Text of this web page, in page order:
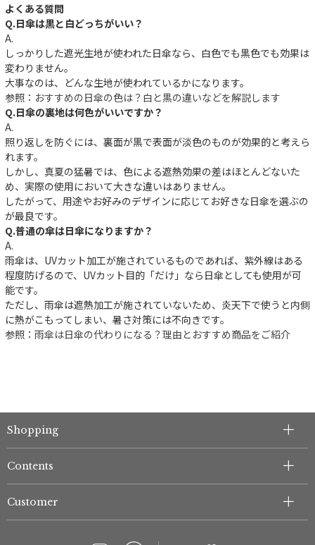
件
よくある質問
Q.日傘は黒と白どっちがいい？
A.
しっかりした遮光生地が使われた日傘なら、白色でも黒色でも効果は
変わりません。
大事なのは、どんな生地が使われているかになります。
参照： おすすめの日傘の色は？白と黒の違いなどを解説します
Q.日傘の裏地は何色がいいですか？
A.
照り返しを防ぐには、裏面が黒で表面が淡色のものが効果的と考えら
れます。
しかし、真夏の猛暑では、色による遮熱効果の差はほとんどないた
め、実際の使用において大きな違いはありません。
したがって、用途やお好みのデザインに応じてお好きな日傘を選ぶの
が最良です。
Q.普通の傘は日傘になりますか？
A.
雨傘は、UVカット加工が施されているものであれば、紫外線はある
程度防げるので、UVカット目的「だけ」なら日傘としても使用が可
能です。
ただし、雨傘は遮熱加工が施されていないため、炎天下で使うと内側
に熱がこもってしまい、暑さ対策には不向きです。
参照： 雨傘は日傘の代わりになる？理由とおすすめ商品をご紹介
Shopping
Contents
Customer